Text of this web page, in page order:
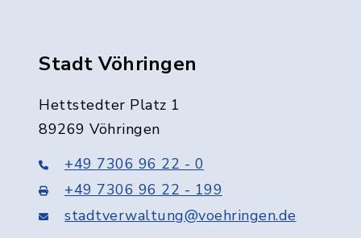
Stadt Vöhringen
Hettstedter Platz 1
89269 Vöhringen
+49 7306 96 22 - 0
+49 7306 96 22 - 199
stadtverwaltung@voehringen.de